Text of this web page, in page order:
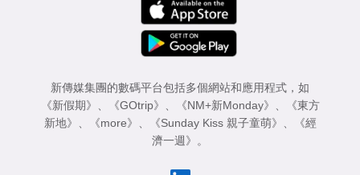
新傳媒集團的數碼平台包括多個網站和應用程式，如
《新假期》 、 《GOtrip》 、 《NM+新Monday》 、
《東方
新地》 、 《more》 、 《Sunday Kiss 親子童萌》 、
《經
濟一週》 。